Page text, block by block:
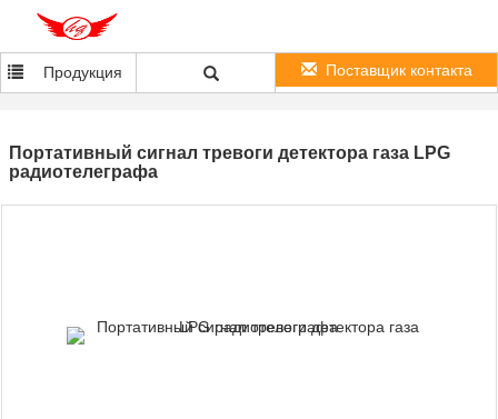
Продукция Поставщик контакта
Портативный сигнал тревоги детектора газа LPG
радиотелеграфа